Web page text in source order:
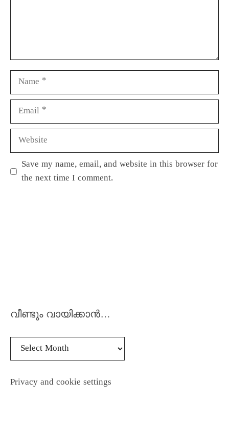
Save my name, email, and website in this browser for
the next time I comment.
വീണ്ടും വായിക്കാൻ…
Privacy and cookie settings